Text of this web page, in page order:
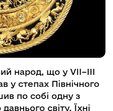
народ, що у VII–III
у степах Північного
по собі одну з
світу. Їхні